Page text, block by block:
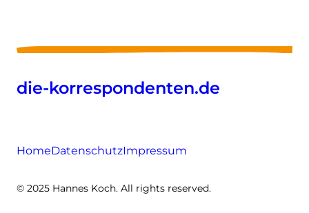
die-korrespondenten.de
HomeDatenschutzImpressum
© 2025 Hannes Koch. All rights reserved.